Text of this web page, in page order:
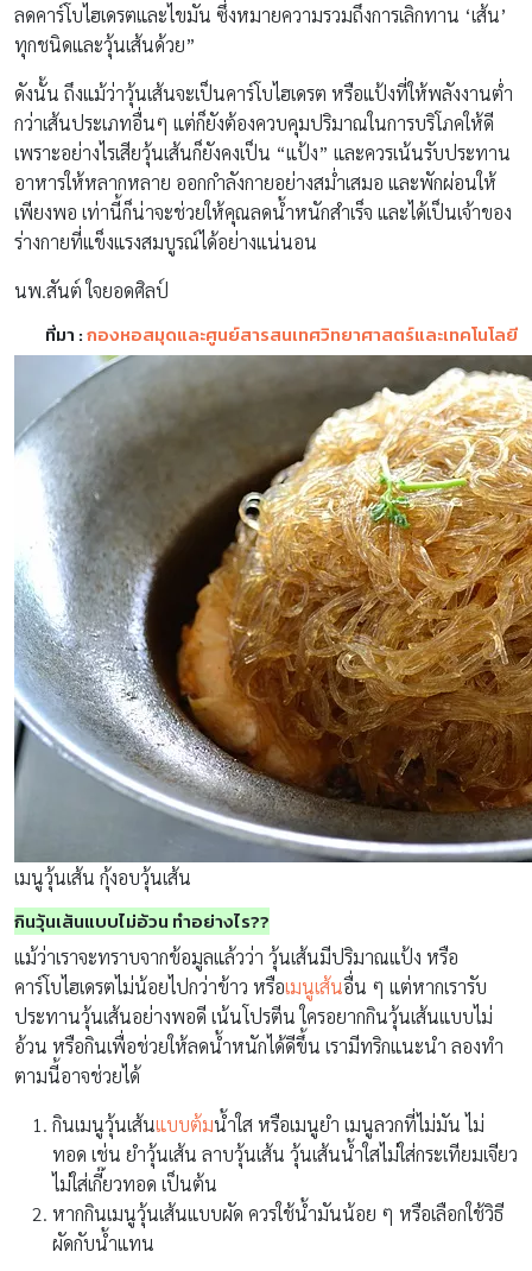
ลดคาร์โบไฮเดรตและไขมัน ซึ่งหมายความรวมถึงการเลิกทาน ‘เส้น’
ทุกชนิดและวุ้นเส้นด้วย”
ดังนั้น ถึงแม้ว่าวุ้นเส้นจะเป็นคาร์โบไฮเดรต หรือแป้งที่ให้พลังงานต่ำ
กว่าเส้นประเภทอื่นๆ แต่ก็ยังต้องควบคุมปริมาณในการบริโภคให้ดี
เพราะอย่างไรเสียวุ้นเส้นก็ยังคงเป็น “แป้ง” และควรเน้นรับประทาน
อาหารให้หลากหลาย ออกกำลังกายอย่างสม่ำเสมอ และพักผ่อนให้
เพียงพอ เท่านี้ก็น่าจะช่วยให้คุณลดน้ำหนักสำเร็จ และได้เป็นเจ้าของ
ร่างกายที่แข็งแรงสมบูรณ์ได้อย่างแน่นอน
นพ.สันต์ ใจยอดศิลป์
ที่มา :กองหอสมุดและศูนย์สารสนเทศวิทยาศาสตร์และเทคโนโลยี
เมนูวุ้นเส้น กุ้งอบวุ้นเส้น
กินวุ้นเส้นแบบไม่อ้วน ทำอย่างไร??
แม้ว่าเราจะทราบจากข้อมูลแล้วว่า วุ้นเส้นมีปริมาณแป้ง หรือ
คาร์โบไฮเดรตไม่น้อยไปกว่าข้าว หรือเมนูเส้นอื่น ๆ แต่หากเรารับ
ประทานวุ้นเส้นอย่างพอดี เน้นโปรตีน ใครอยากกินวุ้นเส้นแบบไม่
อ้วน หรือกินเพื่อช่วยให้ลดน้ำหนักได้ดีขึ้น เรามีทริกแนะนำ ลองทำ
ตามนี้อาจช่วยได้
กินเมนูวุ้นเส้นแบบต้มน้ำใส หรือเมนูยำ เมนูลวกที่ไม่มัน ไม่
ทอด เช่น ยำวุ้นเส้น ลาบวุ้นเส้น วุ้นเส้นน้ำใสไม่ใส่กระเทียมเจียว
ไม่ใส่เกี๊ยวทอด เป็นต้น
หากกินเมนูวุ้นเส้นแบบผัด ควรใช้น้ำมันน้อย ๆ หรือเลือกใช้วิธี
ผัดกับน้ำแทน